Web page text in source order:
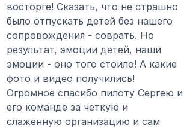
восторге! Сказать, что не страшно
было отпускать детей без нашего
сопровождения - соврать. Но
результат, эмоции детей, наши
эмоции - оно того стоило! А какие
фото и видео получились!
Огромное спасибо пилоту Сергею и
его команде за четкую и
слаженную организацию и сам